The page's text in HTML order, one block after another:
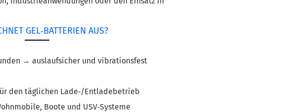
GEL‑BATTERIEN AUS?
→ auslaufsicher und vibrationsfest
den täglichen Lade‑/Entladebetrieb
Boote und USV‑Systeme